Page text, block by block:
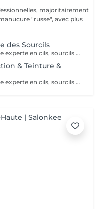
majoritairement
"russe", avec plus
des Sourcils
Prestation réalisée par Diana, notre experte en cils, sourcils et épilation, avec plus de 10 ans d'expérience, garantissant précision et résultats de haute qualité.
& Teinture &
Prestation réalisée par Diana, notre experte en cils, sourcils et épilation, avec plus de 10 ans d'expérience, garantissant précision et résultats de haute qualité.